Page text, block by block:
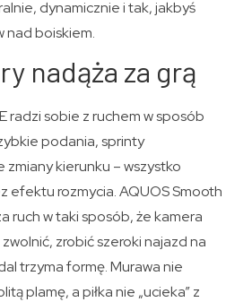
dynamicznie i tak, jakbyś
nad boiskiem.
nadąża za grą
radzi sobie z ruchem w sposób
podania, sprinty
zmiany kierunku – wszystko
efektu rozmycia. AQUOS Smooth
ruch w taki sposób, że kamera
zrobić szeroki najazd na
trzyma formę. Murawa nie
plamę, a piłka nie „ucieka” z